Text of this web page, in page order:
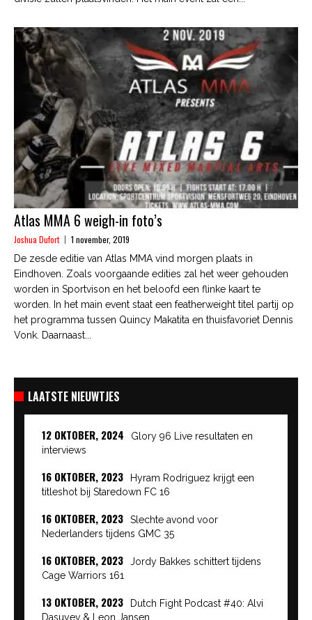
Atlas MMA 6 weigh-in foto’s
Joshua Dufort 1 november, 2019
De zesde editie van Atlas MMA vind morgen plaats in
Eindhoven. Zoals voorgaande edities zal het weer gehouden
worden in Sportvison en het beloofd een flinke kaart te
worden. In het main event staat een featherweight titel partij op
het programma tussen Quincy Makatita en thuisfavoriet Dennis
Vonk. Daarnaast...
LAATSTE NIEUWTJES
12 OKTOBER, 2024
Glory 96 Live resultaten en
interviews
16 OKTOBER, 2023
Hyram Rodriguez krijgt een
titleshot bij Staredown FC 16
16 OKTOBER, 2023
Slechte avond voor
Nederlanders tijdens GMC 35
16 OKTOBER, 2023
Jordy Bakkes schittert tijdens
Cage Warriors 161
13 OKTOBER, 2023
Dutch Fight Podcast #40: Alvi
Dasuyev & Leon Jansen